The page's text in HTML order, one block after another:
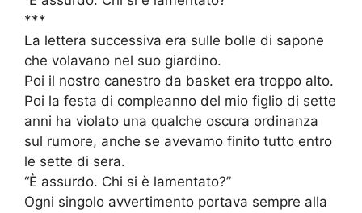
***
La lettera successiva era sulle bolle di sapone
che volavano nel suo giardino.
Poi il nostro canestro da basket era troppo alto.
Poi la festa di compleanno del mio figlio di sette
anni ha violato una qualche oscura ordinanza
sul rumore, anche se avevamo finito tutto entro
le sette di sera.
“È assurdo. Chi si è lamentato?”
Ogni singolo avvertimento portava sempre alla